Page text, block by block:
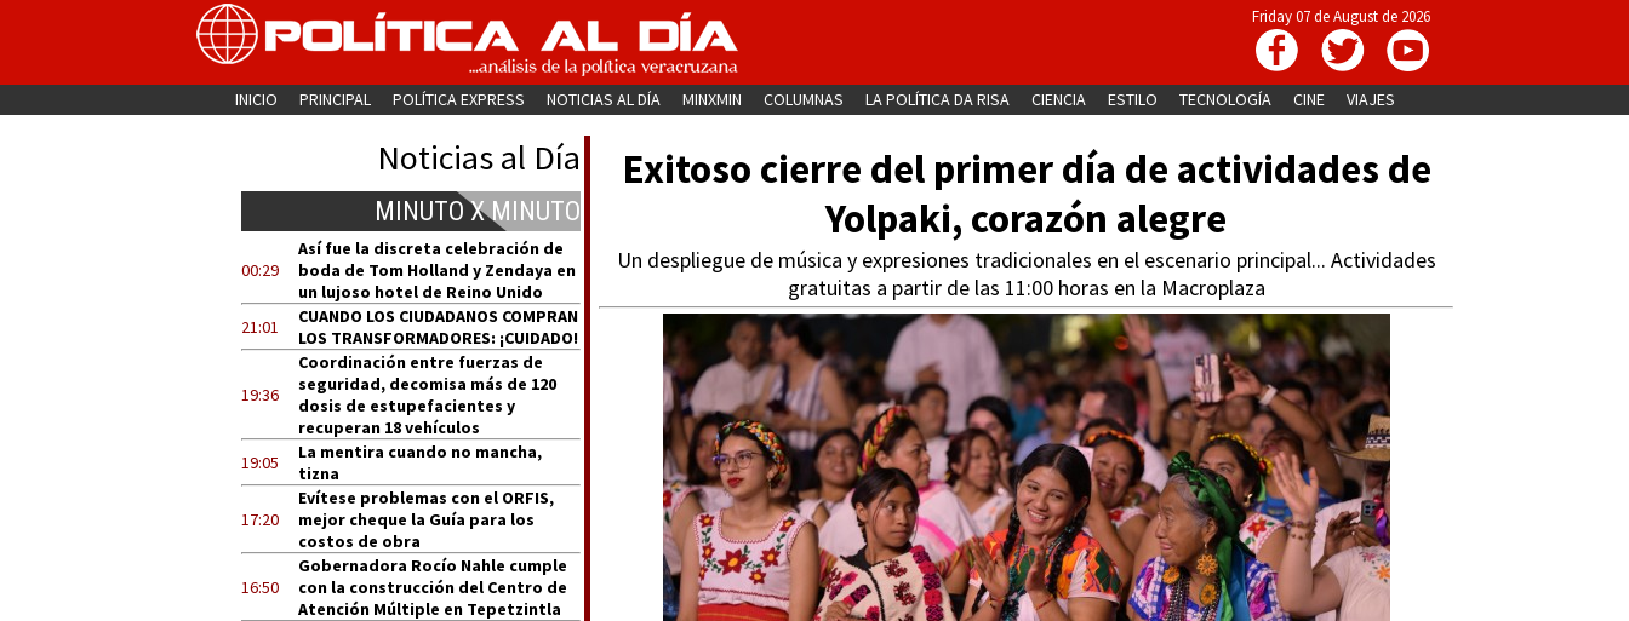
Friday 07 de August de 2026
INICIO PRINCIPAL POLÍTICA EXPRESS NOTICIAS AL DÍA MINXMIN COLUMNAS LA POLÍTICA DA RISA CIENCIA ESTILO TECNOLOGÍA CINE VIAJES
Noticias al Día
MINUTO X MINUTO
00:29
Así fue la discreta celebración de
boda de Tom Holland y Zendaya en
un lujoso hotel de Reino Unido
21:01
CUANDO LOS CIUDADANOS COMPRAN
LOS TRANSFORMADORES: ¡CUIDADO!
19:36
Coordinación entre fuerzas de
seguridad, decomisa más de 120
dosis de estupefacientes y
recuperan 18 vehículos
19:05
La mentira cuando no mancha,
tizna
17:20
Evítese problemas con el ORFIS,
mejor cheque la Guía para los
costos de obra
16:50
Gobernadora Rocío Nahle cumple
con la construcción del Centro de
Atención Múltiple en Tepetzintla
Exitoso cierre del primer día de actividades de
Yolpaki, corazón alegre
Un despliegue de música y expresiones tradicionales en el escenario principal... Actividades
gratuitas a partir de las 11:00 horas en la Macroplaza